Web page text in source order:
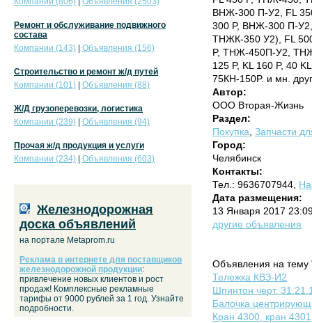
ВНЖ-300 П-У2, FL
300 P, ВНЖ-300 П-
ТНЖК-350 У2), FL
P, ТНЖ-450П-У2,
125 P, KL 160 P, 40
75КН-150P. и мн.
Автор:
ООО Вторая-Жизнь
Раздел:
Покупка Запчасти
Город:
Челябинск
Контакты:
Тел.: 9636707944,
Дата размещения:
13 Января 2017
другие объявления
Объявления на тему
Тележка КВЗ-И2
Шпинтон черт.
Балочка
Кран 4300, кран
Ремонт и обслуживание подвижного
состава
Компании (143)
Объявления (156)
Строительство и ремонт ж/д путей
Компании (101)
Объявления (88)
Ж/Д грузоперевозки, логистика
Компании (239)
Объявления (94)
Прочая ж/д продукция и услуги
Компании (234)
Объявления (603)
Железнодорожная
доска объявлений
на портале Metaprom.ru
Реклама в интернете для поставщиков
железнодорожной продукции:
привлечение новых клиентов и рост
продаж! Комплексные рекламные
тарифы от 9000 рублей за 1 год. Узнайте
подробности.